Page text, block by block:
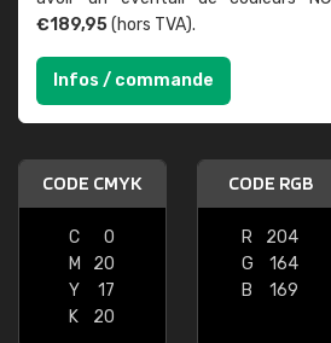
€189,95(hors TVA).
Infos / commande
CODE CMYK
C
0
M
20
Y
17
K
20
CODE RGB
R
204
G
164
B
169